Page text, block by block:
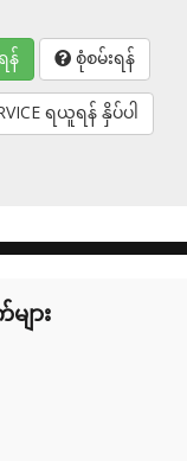
န် စုံစမ်းရန်
ရယူရန် နှိပ်ပါ
ျား